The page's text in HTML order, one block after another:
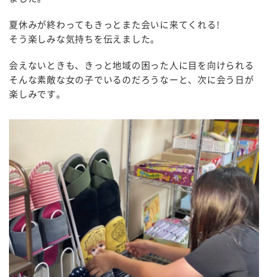
夏休みが終わってもきっとまた会いに来てくれる!
そう楽しみな気持ちを伝えました。
会えないときも、きっと地域の困った人に目を向けられる
そんな素敵な女の子でいるのだろうなーと、次に会う日が
楽しみです。